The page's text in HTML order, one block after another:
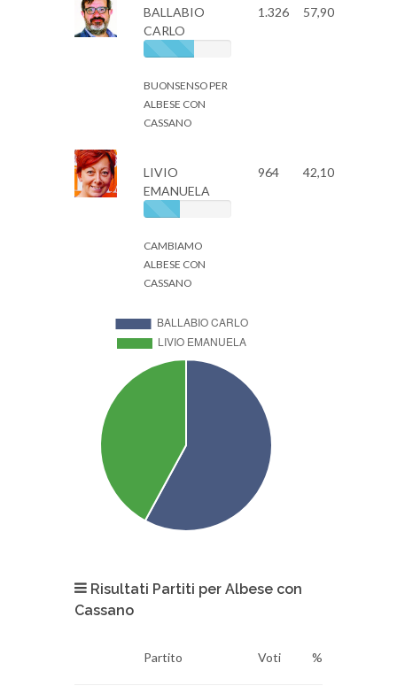
BALLABIO
CARLO
BUONSENSO PER
ALBESE CON
CASSANO
1.326 57,90
LIVIO
EMANUELA
CAMBIAMO
ALBESE CON
CASSANO
964 42,10
Risultati Partiti per Albese con
Cassano
Partito Voti %